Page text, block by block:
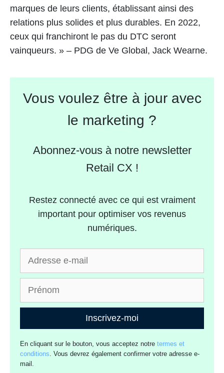
marques de leurs clients, établissant ainsi des
relations plus solides et plus durables. En 2022,
ceux qui franchiront le pas du DTC seront
vainqueurs. » – PDG de Ve Global, Jack Wearne.
Vous voulez être à jour avec
le marketing ?
Abonnez-vous à notre newsletter
Retail CX !
Restez connecté avec ce qui est vraiment
important pour optimiser vos revenus
numériques.
Inscrivez-moi
En cliquant sur le bouton, vous acceptez notretermes et
conditions. Vous devrez également confirmer votre adresse e-
mail.